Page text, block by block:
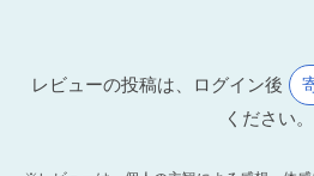
レビューの投稿は、ログイン後
ください。